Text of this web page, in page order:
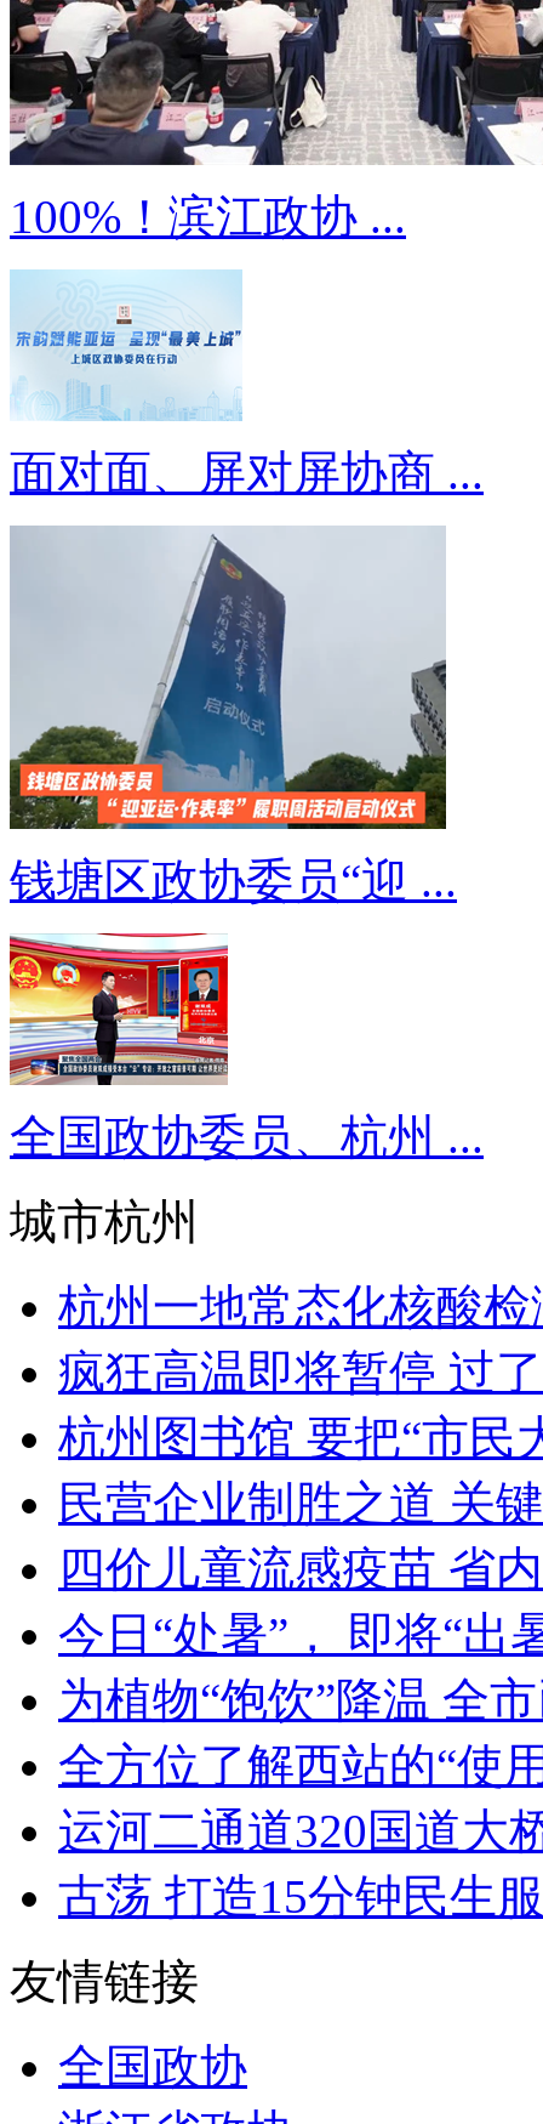
100%！滨江政协 ...
面对面、屏对屏协商 ...
钱塘区政协委员“迎 ...
全国政协委员、杭州 ...
城市杭州
杭州一地常态化核酸
疯狂高温即将暂停 过
杭州图书馆 要把“市民
民营企业制胜之道 关
四价儿童流感疫苗 省
今日“处暑”， 即将“出
为植物“饱饮”降温 全
全方位了解西站的“使
运河二通道320国道大
古荡 打造15分钟民生
友情链接
全国政协